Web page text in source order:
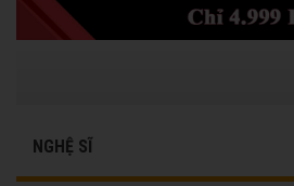
NGHỆ SĨ